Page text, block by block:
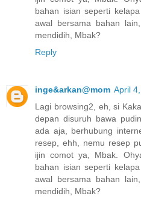
bahan isian seperti
awal bersama bahan
mendidih, Mbak?
Reply
inge&arkan@mom April
Lagi browsing2, eh, si
depan disuruh bawa
ada aja, berhubung
resep, ehh, nemu resep
ijin comot ya, Mbak.
bahan isian seperti
awal bersama bahan
mendidih, Mbak?